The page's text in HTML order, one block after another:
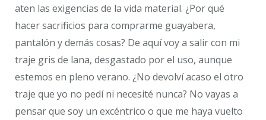
aten las exigencias de la vida material. ¿Por qué
hacer sacrificios para comprarme guayabera,
pantalón y demás cosas? De aquí voy a salir con mi
traje gris de lana, desgastado por el uso, aunque
estemos en pleno verano. ¿No devolví acaso el otro
traje que yo no pedí ni necesité nunca? No vayas a
pensar que soy un excéntrico o que me haya vuelto